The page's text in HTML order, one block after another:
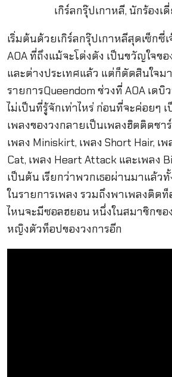
เริ่มต้นด้วยเกิร์ลกรุ๊ปเกาหลีสุดเซ็กซี่
AOA ที่ถึงแม้จะโด่งดัง เป็นขวัญใจข
และต่างประเทศแล้ว แต่ก็ตัดสินใจม
รายการQueendom ช่วงที่ AOA เดบิ
ไม่เป็นที่รู้จักเท่าไหร่ ก่อนที่จะค่อยๆ
เพลงของวงกลายเป็นเพลงฮิตติดช
เพลง Miniskirt, เพลง Short Hair, เพ
Cat, เพลง Heart Attackและเพลง
เป็นต้น เรียกว่าพวกเธอผ่านมาแล้ว
ในรายการเพลง รวมถึงพาเพลงติด
ไหนจะมีซอลฮยอน หนึ่งในสมาชิกขอ
หญิงตัวท็อปของวงการอีก